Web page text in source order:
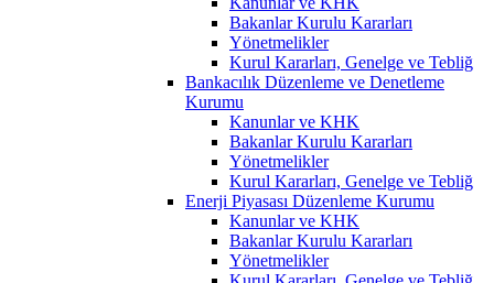
Bakanlar Kurulu Kararları
Yönetmelikler
Kurul Kararları, Genelge ve Tebliğ
Bankacılık Düzenleme ve Denetleme
Kurumu
Kanunlar ve KHK
Bakanlar Kurulu Kararları
Yönetmelikler
Kurul Kararları, Genelge ve Tebliğ
Enerji Piyasası Düzenleme Kurumu
Kanunlar ve KHK
Bakanlar Kurulu Kararları
Yönetmelikler